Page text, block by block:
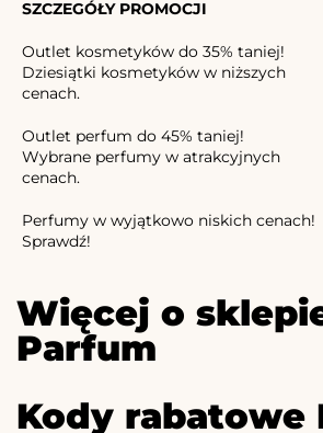
SZCZEGÓŁY PROMOCJI
Outlet kosmetyków do 35% taniej!
Dziesiątki kosmetyków w niższych
cenach.
Outlet perfum do 45% taniej!
Wybrane perfumy w atrakcyjnych
cenach.
Perfumy w wyjątkowo niskich cenach!
Sprawdź!
Więcej o
Parfum
Kody rabatowe